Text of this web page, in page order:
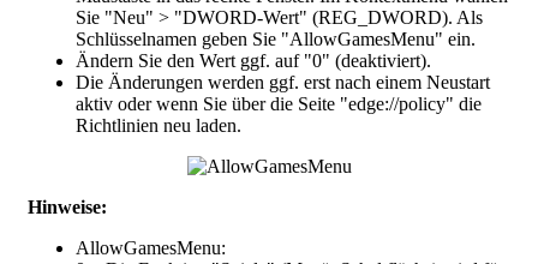
Sie "Neu" > "DWORD-Wert" (REG_DWORD). Als
Schlüsselnamen geben Sie "AllowGamesMenu" ein.
Ändern Sie den Wert ggf. auf "0" (deaktiviert).
Die Änderungen werden ggf. erst nach einem Neustart
aktiv oder wenn Sie über die Seite "edge://policy" die
Richtlinien neu laden.
Hinweise:
AllowGamesMenu: